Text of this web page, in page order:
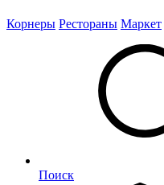
Корнеры Рестораны Маркет
Поиск